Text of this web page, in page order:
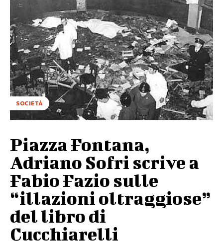
SOCIETÀ
Piazza Fontana,
Adriano Sofri scrive a
Fabio Fazio sulle
“illazioni oltraggiose”
del libro di
Cucchiarelli